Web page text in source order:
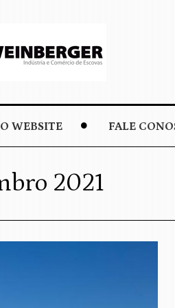
WEBSITE FALE
2021